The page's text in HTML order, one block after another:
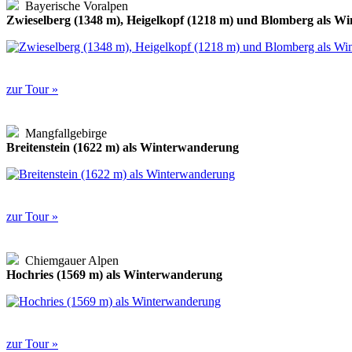
Bayerische Voralpen
Zwieselberg (1348 m), Heigelkopf (1218 m) und Blomberg als
zur Tour »
Mangfallgebirge
Breitenstein (1622 m) als Winterwanderung
zur Tour »
Chiemgauer Alpen
Hochries (1569 m) als Winterwanderung
zur Tour »